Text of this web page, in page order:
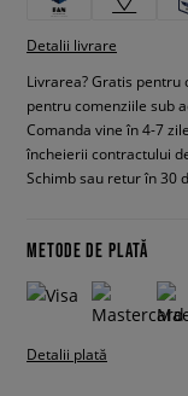
Detalii livrare
Livrarea? Gratis pentru
pentru comenziile sub
Comanda vine în 4-7
încheierii contractului
Schimb sau retur în 30
METODE DE PLATĂ
Detalii plată